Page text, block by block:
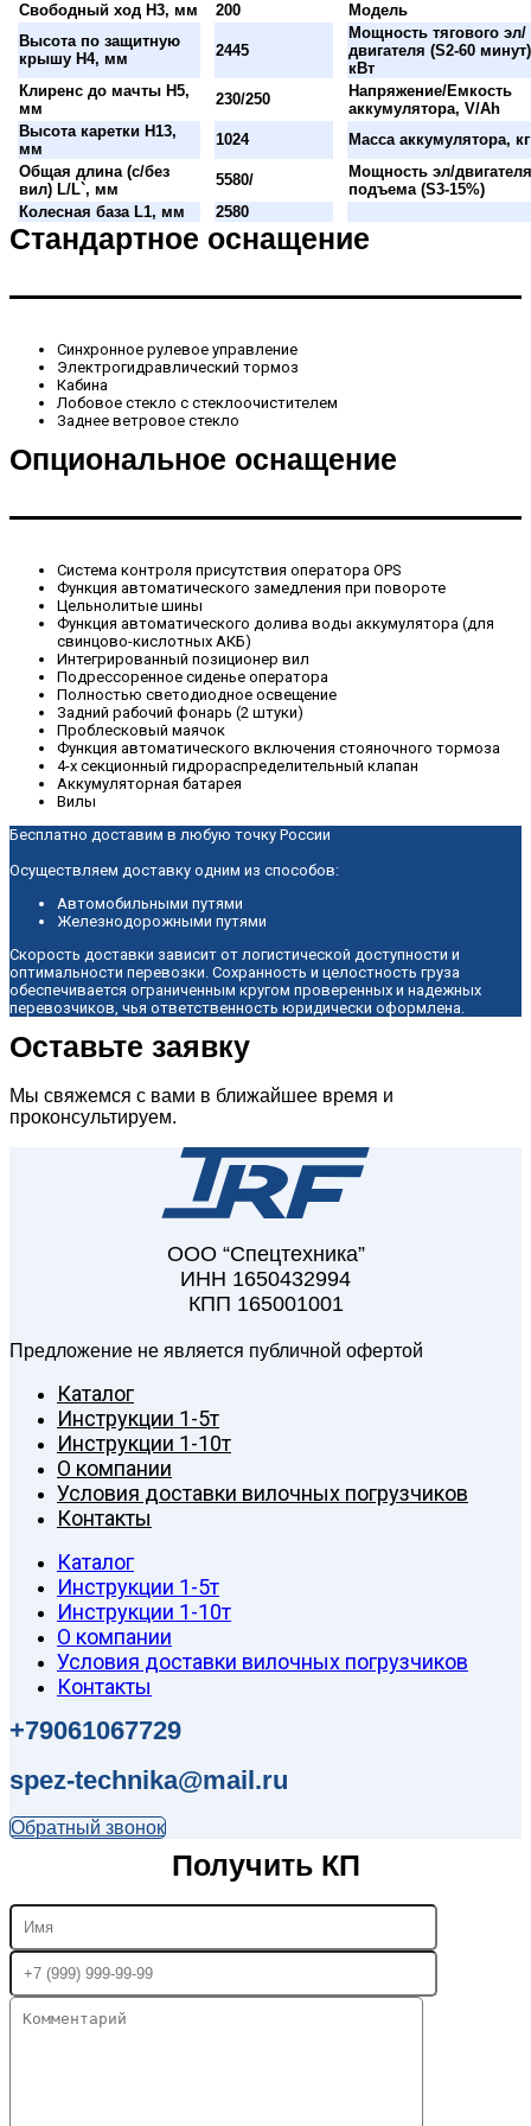
Свободный ход H3, мм 200
Модель
Высота по защитную
крышу H4, мм
2445
Мощность тягового эл/
двигателя (S2-60
кВт
Клиренс до мачты H5,
мм
230/250
Напряжение/Емкость
аккумулятора, V/Ah
Высота каретки H13,
мм
1024
Масса аккумулятора, кг
Общая длина (с/без
вил) L/L`, мм
5580/
Мощность эл/двигателя
подъема (S3-15%)
Колесная база L1, мм
2580
Стандартное оснащение
Синхронное рулевое управление
Электрогидравлический тормоз
Кабина
Лобовое стекло с стеклоочистителем
Заднее ветровое стекло
Опциональное оснащение
Система контроля присутствия оператора OPS
Функция автоматического замедления при повороте
Цельнолитые шины
Функция автоматического долива воды аккумулятора (для
свинцово-кислотных АКБ)
Интегрированный позиционер вил
Подрессоренное сиденье оператора
Полностью светодиодное освещение
Задний рабочий фонарь (2 штуки)
Проблесковый маячок
Функция автоматического включения стояночного тормоза
4-х секционный гидрораспределительный клапан
Аккумуляторная батарея
Вилы
Бесплатно доставим в любую точку России
Осуществляем доставку одним из способов:
Автомобильными путями
Железнодорожными путями
Скорость доставки зависит от логистической доступности и
оптимальности перевозки. Сохранность и целостность груза
обеспечивается ограниченным кругом проверенных и надежных
перевозчиков, чья ответственность юридически оформлена.
Оставьте заявку
Мы свяжемся с вами в ближайшее время и
проконсультируем.
ООО “Спецтехника”
ИНН 1650432994
КПП 165001001
Предложение не является публичной офертой
Каталог
Инструкции 1-5т
Инструкции 1-10т
О компании
Условия доставки вилочных погрузчиков
Контакты
Каталог
Инструкции 1-5т
Инструкции 1-10т
О компании
Условия доставки вилочных погрузчиков
Контакты
+79061067729
spez-technika@mail.ru
Обратный звонок
Получить КП